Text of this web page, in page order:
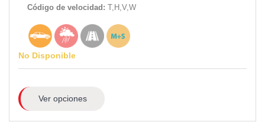
Código de velocidad: T,H,V,W
No Disponible
Ver opciones